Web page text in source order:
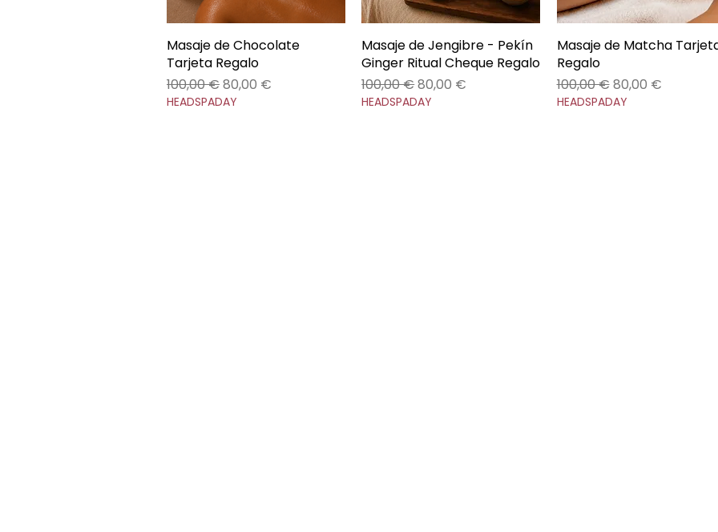
Vista rápida
Masaje de Chocolate
Tarjeta Regalo
Precio
100,00 €Precio de oferta
80,00 €
HEADSPADAY
Vista rápida
Masaje de Jengibre - Pekín
Ginger Ritual Cheque Regalo
Precio
100,00 €Precio de oferta
80,00 €
HEADSPADAY
Vista rápida
Masaje de Matcha
Regalo
Precio
100,00 €Precio de oferta
80,00 €
HEADSPADAY